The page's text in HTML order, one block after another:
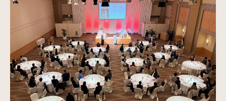
Recruit
採用情報
Contact
お問い合わせ